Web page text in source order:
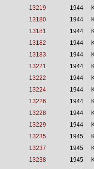
13219 1944
13180 1944
13181 1944
13182 1944
13183 1944
13221 1944
13222 1944
13224 1944
13226 1944
13228 1944
13229 1944
13235 1945
13237 1945
13238 1945